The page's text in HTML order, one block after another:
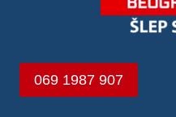
069 1987 907